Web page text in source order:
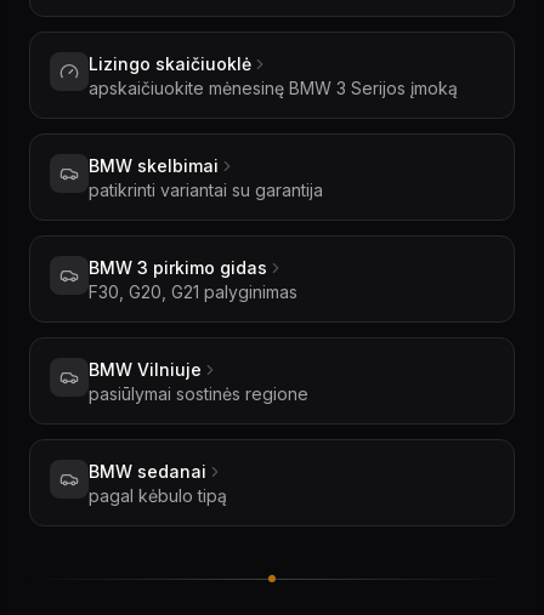
Lizingo skaičiuoklė
apskaičiuokite mėnesinę BMW 3 Serijos įmoką
BMW skelbimai
patikrinti variantai su garantija
BMW 3 pirkimo gidas
F30, G20, G21 palyginimas
BMW Vilniuje
pasiūlymai sostinės regione
BMW sedanai
pagal kėbulo tipą